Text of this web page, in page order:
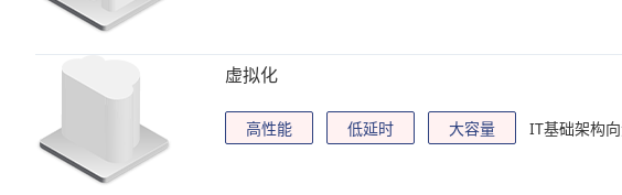
虚拟化
高性能 低延时 大容量 IT基础架构